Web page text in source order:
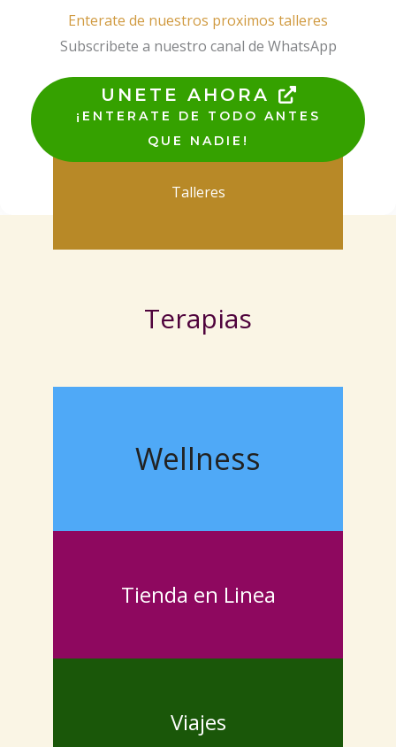
Enterate de nuestros proximos talleres
Subscribete a nuestro canal de WhatsApp
UNETE AHORA
¡ENTERATE DE TODO ANTES
QUE NADIE!
Talleres
Terapias
Wellness
Tienda en Linea
Viajes